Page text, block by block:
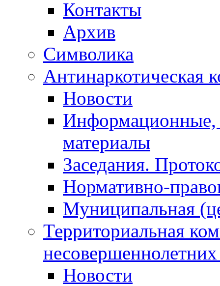
Контакты
Архив
Символика
Антинаркотическая
Новости
Информационные,
материалы
Заседания.
Нормативно-
Муниципальная
Территориальная
Новости